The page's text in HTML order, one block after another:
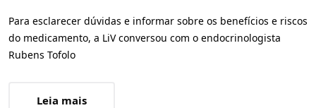
Para esclarecer dúvidas e informar sobre os benefícios e riscos
do medicamento, a LiV conversou com o endocrinologista
Rubens Tofolo
Leia mais